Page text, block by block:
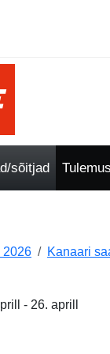
sõitjad
2026 Kanaari
- 26. aprill